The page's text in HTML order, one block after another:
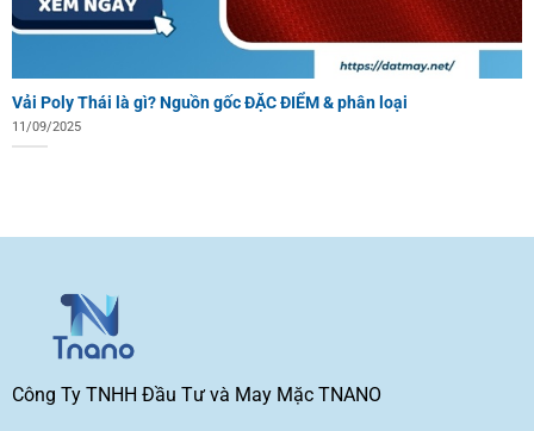
Vải Poly Thái là gì? Nguồn gốc ĐẶC ĐIỂM & phân loại
11/09/2025
Công Ty TNHH Đầu Tư và May Mặc TNANO